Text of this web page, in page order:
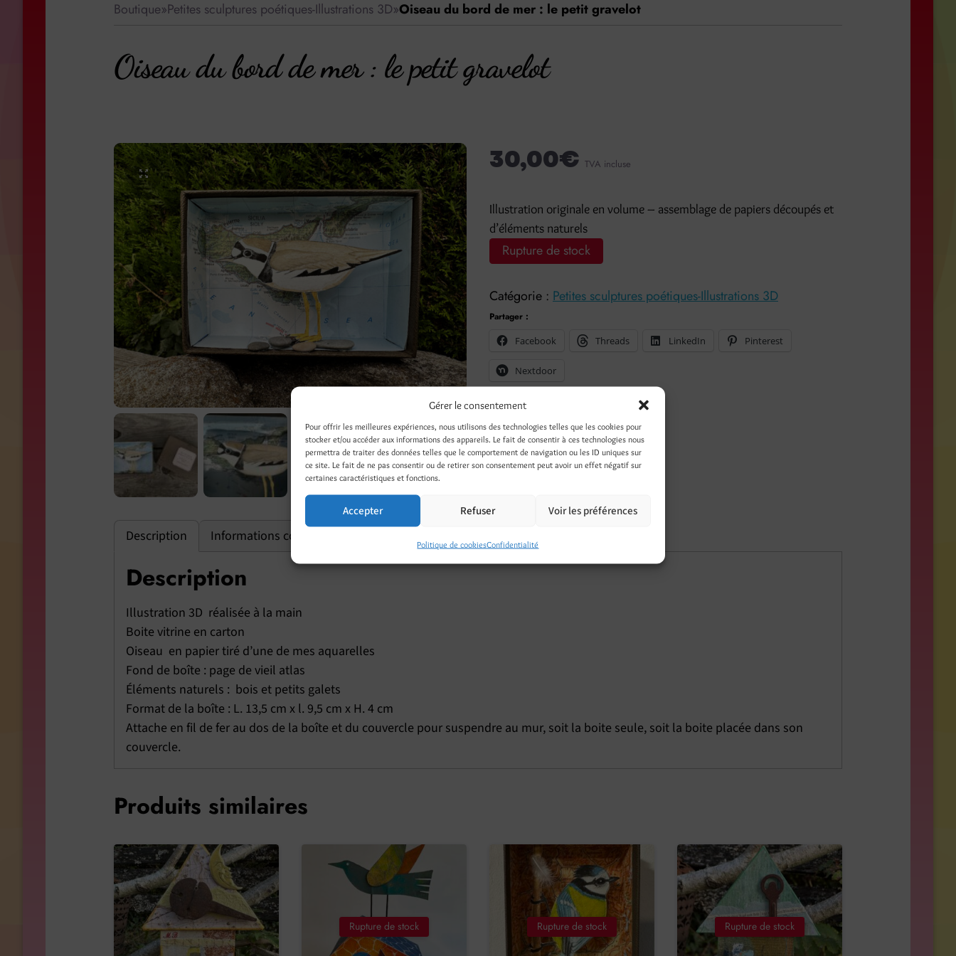
Gérer le consentement
Pour offrir les meilleures expériences, nous utilisons des technologies telles que les cookies pour
stocker et/ou accéder aux informations des appareils. Le fait de consentir à ces technologies nous
permettra de traiter des données telles que le comportement de navigation ou les ID uniques sur
ce site. Le fait de ne pas consentir ou de retirer son consentement peut avoir un effet négatif sur
certaines caractéristiques et fonctions.
Accepter Refuser Voir les préférences
Politique de cookiesConfidentialité
Boutique»Petites sculptures poétiques-Illustrations 3D»Oiseau du bord de mer : le petit gravelot
Oiseau du bord de mer : le petit gravelot
30,00€ TVA incluse
Illustration originale en volume – assemblage de papiers découpés et
d’éléments naturels
Rupture de stock
Catégorie : Petites sculptures poétiques-Illustrations 3D
Partager :
Facebook
Threads LinkedIn Pinterest
Nextdoor
Description Informations complémentaires
Description
Illustration 3D réalisée à la main
Boite vitrine en carton
Oiseau en papier tiré d’une de mes aquarelles
Fond de boîte : page de vieil atlas
Éléments naturels : bois et petits galets
Format de la boîte : L. 13,5 cm x l. 9,5 cm x H. 4 cm
Attache en fil de fer au dos de la boîte et du couvercle pour suspendre au mur, soit la boite seule, soit la boite placée dans son
couvercle.
Produits similaires
Rupture de stock Rupture de stock Rupture de stock